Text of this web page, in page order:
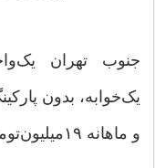
و ماهانه ۱۹‌میلیون‌تومان اجاره‌بها.